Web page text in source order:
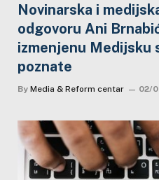
Novinarska i
odgovoru Ani
izmenjenu Medijsku
poznate
By Media & Reform centar 02/